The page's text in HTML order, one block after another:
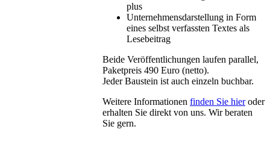
plus
Unternehmensdarstellung in Form
eines selbst verfassten Textes als
Lesebeitrag
Beide Veröffentlichungen laufen parallel,
Paketpreis 490 Euro (netto).
Jeder Baustein ist auch einzeln buchbar.
Weitere Informationen finden Sie hieroder
erhalten Sie direkt von uns. Wir beraten
Sie gern.